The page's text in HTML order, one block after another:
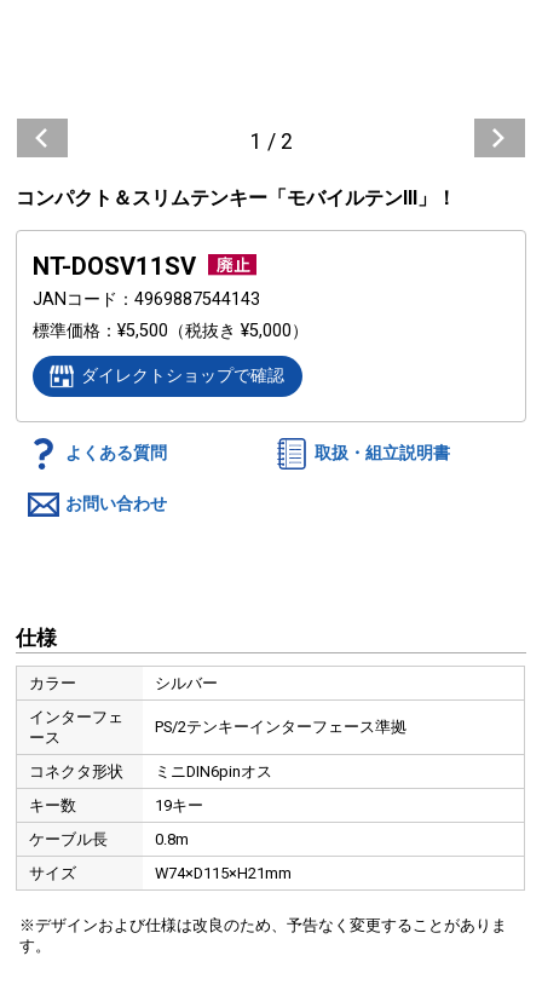
1 / 2
コンパクト＆スリムテンキー「モバイルテンIII」！
NT-DOSV11SV
JANコード
4969887544143
標準価格
¥5,500 （税抜き ¥5,000）
ダイレクトショップで確認
よくある質問 取扱・組立説明書
お問い合わせ
仕様
カラー
シルバー
インターフェ
ース
PS/2テンキーインターフェース準拠
コネクタ形状
ミニDIN6pinオス
キー数
19キー
ケーブル長
0.8m
サイズ
W74×D115×H21mm
※デザインおよび仕様は改良のため、予告なく変更することがありま
す。